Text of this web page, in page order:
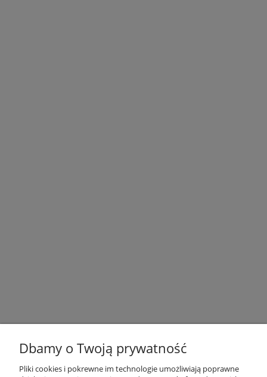
Dbamy o Twoją prywatność
Pliki cookies i pokrewne im technologie umożliwiają poprawne